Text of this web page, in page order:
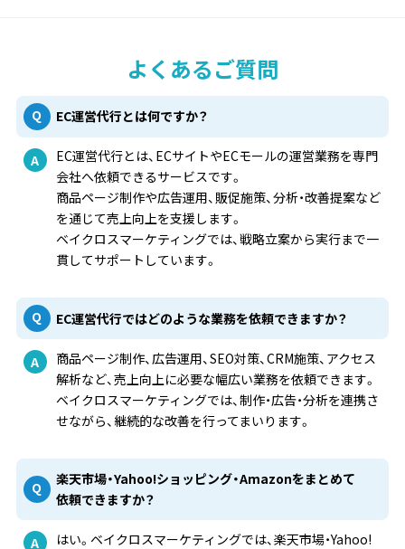
よくあるご質問
EC運営代行とは何ですか？
EC運営代行とは、ECサイトやECモールの運営業務を専門
会社へ依頼できるサービスです。
商品ページ制作や広告運用、販促施策、分析・改善提案など
を通じて売上向上を支援します。
ベイクロスマーケティングでは、戦略立案から実行まで一
貫してサポートしています。
EC運営代行ではどのような業務を依頼できますか？
商品ページ制作、広告運用、SEO対策、CRM施策、アクセス
解析など、売上向上に必要な幅広い業務を依頼できます。
ベイクロスマーケティングでは、制作・広告・分析を連携さ
せながら、継続的な改善を行ってまいります。
楽天市場・Yahoo!ショッピング・Amazonをまとめて
依頼できますか？
はい。ベイクロスマーケティングでは、楽天市場・Yahoo!